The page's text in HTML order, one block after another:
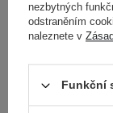
AKCE
COSRX -
Alcohol-
nezbytných
odstraněním
naleznete v
Funkční